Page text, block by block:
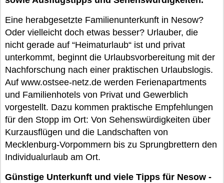
Eine herabgesetzte Familienunterkunft in Nesow?
Oder vielleicht doch etwas besser? Urlauber, die
nicht gerade auf “Heimaturlaub“ ist und privat
unterkommt, beginnt die Urlaubsvorbereitung mit der
Nachforschung nach einer praktischen Urlaubslogis.
Auf www.ostsee-netz.de werden Ferienapartments
und Familienhotels von Privat und Gewerblich
vorgestellt. Dazu kommen praktische Empfehlungen
für den Stopp im Ort: Von Sehenswürdigkeiten über
Kurzausflügen und die Landschaften von
Mecklenburg-Vorpommern bis zu Sprungbrettern den
Individualurlaub am Ort.
Günstige Unterkunft und viele Tipps für Nesow -